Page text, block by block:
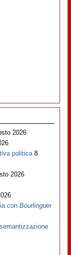
2026
politica 8
2026
conBourlinguer